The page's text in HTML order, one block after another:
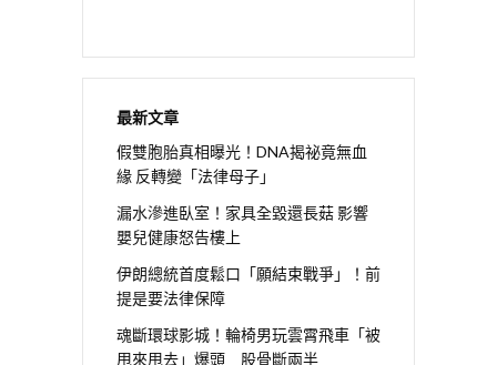
最新文章
假雙胞胎真相曝光！DNA揭祕竟無血
緣 反轉變「法律母子」
漏水滲進臥室！家具全毀還長菇 影響
嬰兒健康怒告樓上
伊朗總統首度鬆口「願結束戰爭」！前
提是要法律保障
魂斷環球影城！輪椅男玩雲霄飛車「被
甩來甩去」爆頭 股骨斷兩半